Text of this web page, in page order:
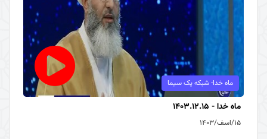
ماه خدا- شبکه یک سیما
ماه خدا - 1403.12.15
۱۵/اسف/۱۴۰۳